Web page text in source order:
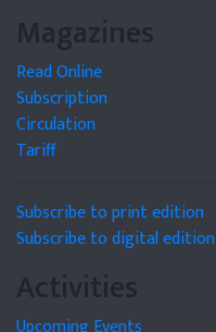
Magazines
Read Online
Subscription
Circulation
Tariff
Subscribe to print edition
Subscribe to digital edition
Activities